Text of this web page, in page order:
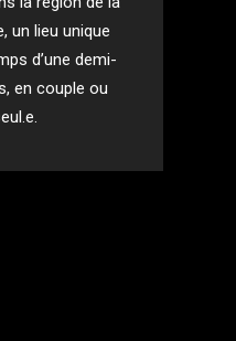
un lieu unique
d’une demi-
en couple ou